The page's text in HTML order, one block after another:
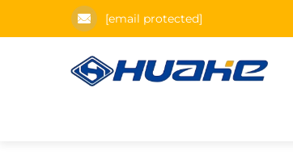
[email protected]